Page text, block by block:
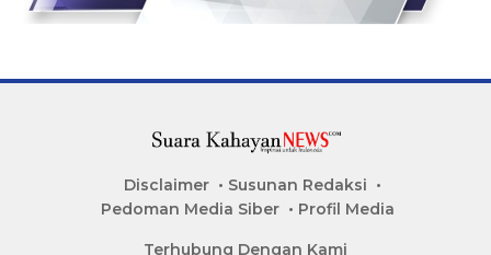
Disclaimer
Susunan Redaksi
Pedoman Media Siber
Profil Media
Terhubung Dengan Kami